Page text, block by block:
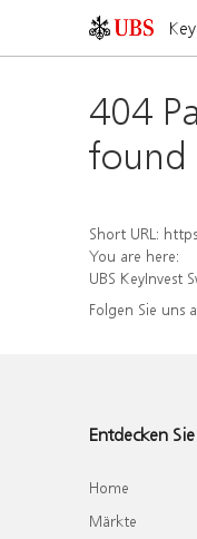
404
found
Short URL: https://
You are here:
UBS KeyInvest
Folgen Sie uns
Entdecken
Home
Märkte